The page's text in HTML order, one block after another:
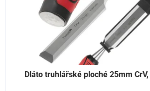
Dláto truhlářské ploché 25mm